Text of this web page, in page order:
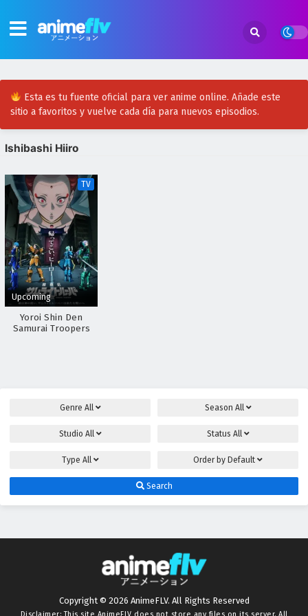
Esta es tu fuente oficial para ver anime online. Añade este
sitio a favoritos y vuelve cada día para nuevos episodios.
Ishibashi Hiiro
TV
Upcoming
Yoroi Shin Den
Samurai Troopers
Genre All Season All
Studio All Status All
Type All Order by Default
Search
Copyright © 2026 AnimeFLV. All Rights Reserved